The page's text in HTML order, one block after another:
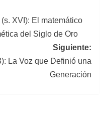
XVI): El matemático
del Siglo de Oro
Siguiente:
La Voz que Definió una
Generación